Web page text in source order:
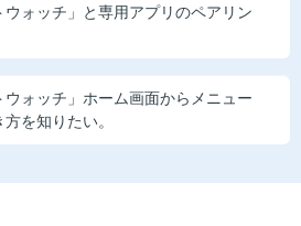
ウォッチ」と専用アプリのペアリン
ウォッチ」ホーム画面からメニュー
を知りたい。